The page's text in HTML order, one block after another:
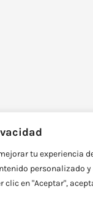
tu experiencia
personalizado
clic en "Aceptar",
DISEÑADO Y